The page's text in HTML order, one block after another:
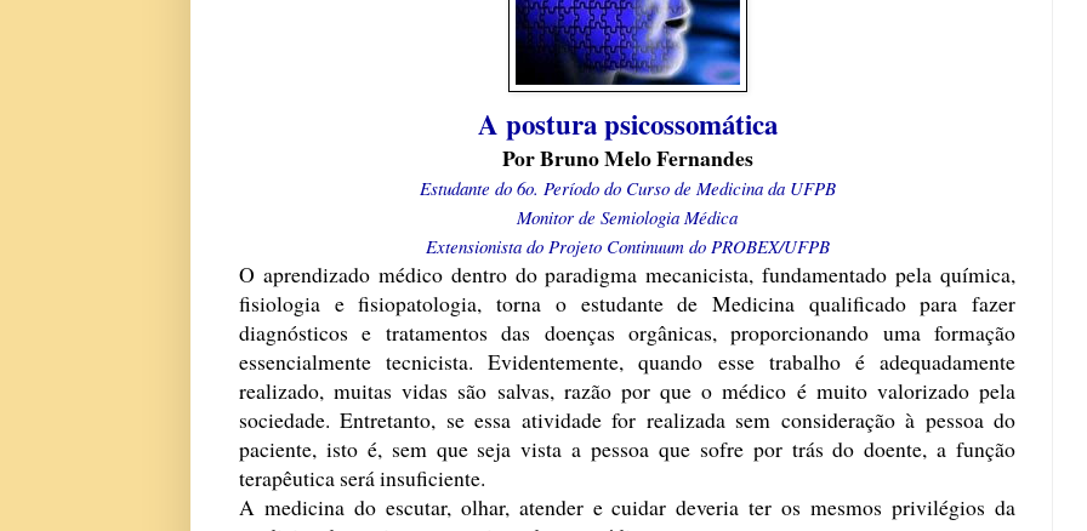
A postura psicossomática
Por Bruno Melo Fernandes
Estudante do 6o. Período do Curso de Medicina da UFPB
Monitor de Semiologia Médica
Extensionista do Projeto Continuum do PROBEX/UFPB
O aprendizado médico dentro do paradigma mecanicista, fundamentado pela química,
fisiologia e fisiopatologia, torna o estudante de Medicina qualificado para fazer
diagnósticos e tratamentos das doenças orgânicas, proporcionando uma formação
essencialmente tecnicista. Evidentemente, quando esse trabalho é adequadamente
realizado, muitas vidas são salvas, razão por que o médico é muito valorizado pela
sociedade. Entretanto, se essa atividade for realizada sem consideração à pessoa do
paciente, isto é, sem que seja vista a pessoa que sofre por trás do doente, a função
terapêutica será insuficiente.
A medicina do escutar, olhar, atender e cuidar deveria ter os mesmos privilégios da